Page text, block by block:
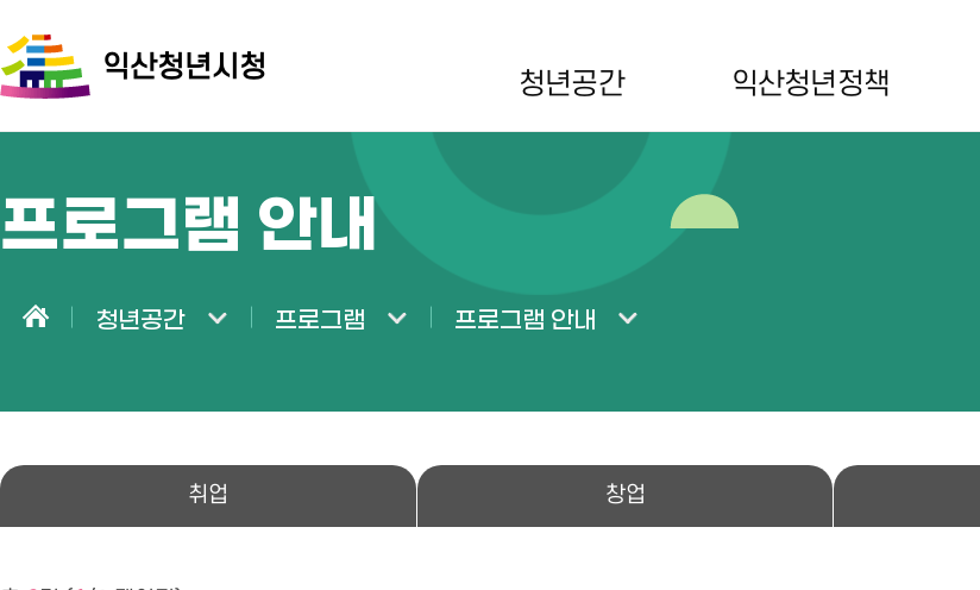
익산청년시청 청년공간 익산청년정책
프로그램 안내
청년공간 프로그램 프로그램 안내
취업 창업